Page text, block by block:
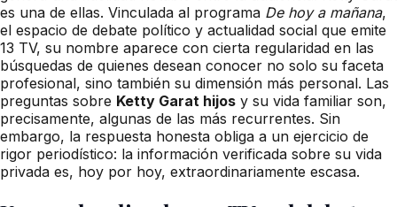
es una de ellas. Vinculada al programa De hoy a mañana,
el espacio de debate político y actualidad social que emite
13 TV, su nombre aparece con cierta regularidad en las
búsquedas de quienes desean conocer no solo su faceta
profesional, sino también su dimensión más personal. Las
preguntas sobre Ketty Garat hijos y su vida familiar son,
precisamente, algunas de las más recurrentes. Sin
embargo, la respuesta honesta obliga a un ejercicio de
rigor periodístico: la información verificada sobre su vida
privada es, hoy por hoy, extraordinariamente escasa.